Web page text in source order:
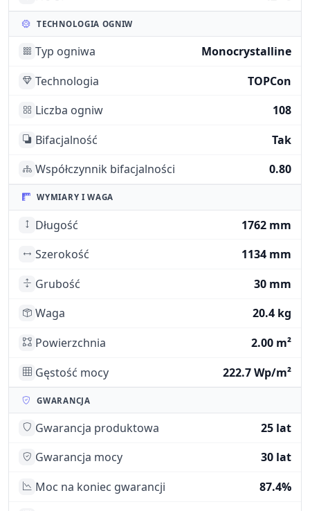
TECHNOLOGIA OGNIW
Typ ogniwa
Monocrystalline
Technologia
TOPCon
Liczba ogniw
108
Bifacjalność
Tak
Współczynnik bifacjalności
0.80
WYMIARY I WAGA
Długość
1762 mm
Szerokość
1134 mm
Grubość
30 mm
Waga
20.4 kg
Powierzchnia
2.00 m²
Gęstość mocy
222.7 Wp/m²
GWARANCJA
Gwarancja produktowa
25 lat
Gwarancja mocy
30 lat
Moc na koniec gwarancji
87.4%